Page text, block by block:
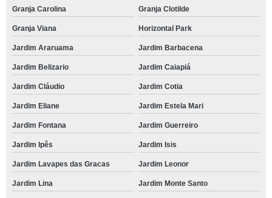
Granja Carolina Granja Clotilde
Granja Viana Horizontal Park
Jardim Araruama Jardim Barbacena
Jardim Belizario Jardim Caiapiá
Jardim Cláudio Jardim Cotia
Jardim Eliane Jardim Estela Mari
Jardim Fontana Jardim Guerreiro
Jardim Ipês Jardim Isis
Jardim Lavapes das Gracas Jardim Leonor
Jardim Lina Jardim Monte Santo